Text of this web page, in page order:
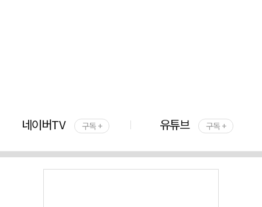
네이버TV 구독 + 유튜브 구독 +